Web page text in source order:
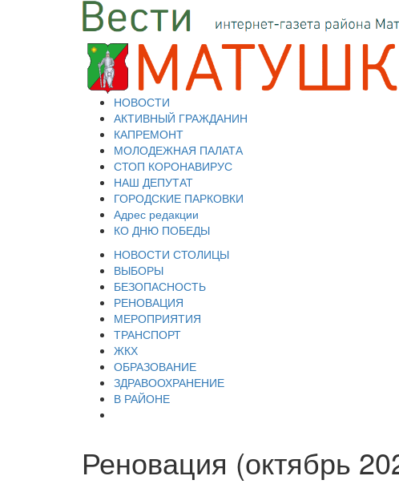
НОВОСТИ
АКТИВНЫЙ ГРАЖДАНИН
КАПРЕМОНТ
МОЛОДЕЖНАЯ ПАЛАТА
СТОП КОРОНАВИРУС
НАШ ДЕПУТАТ
ГОРОДСКИЕ ПАРКОВКИ
Адрес редакции
КО ДНЮ ПОБЕДЫ
НОВОСТИ СТОЛИЦЫ
ВЫБОРЫ
БЕЗОПАСНОСТЬ
РЕНОВАЦИЯ
МЕРОПРИЯТИЯ
ТРАНСПОРТ
ЖКХ
ОБРАЗОВАНИЕ
ЗДРАВООХРАНЕНИЕ
В РАЙОНЕ
Реновация (октябрь